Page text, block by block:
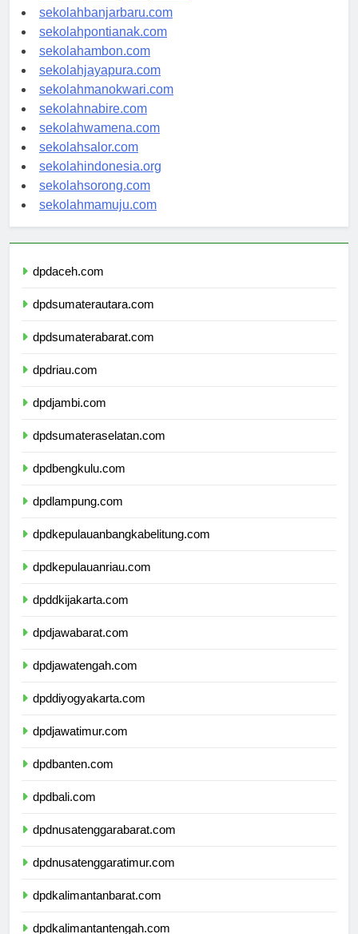
sekolahpalangkaraya.com
sekolahbanjarbaru.com
sekolahpontianak.com
sekolahambon.com
sekolahjayapura.com
sekolahmanokwari.com
sekolahnabire.com
sekolahwamena.com
sekolahsalor.com
sekolahindonesia.org
sekolahsorong.com